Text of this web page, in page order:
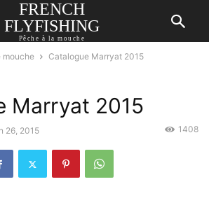
FRENCH
FLYFISHING
Pêche à la mouche
mouche Catalogue Marryat 2015
Marryat 2015
26, 2015 1408